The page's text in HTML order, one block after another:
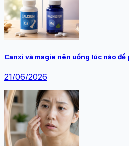
Canxi và magie nên uống lúc nào
21/06/2026